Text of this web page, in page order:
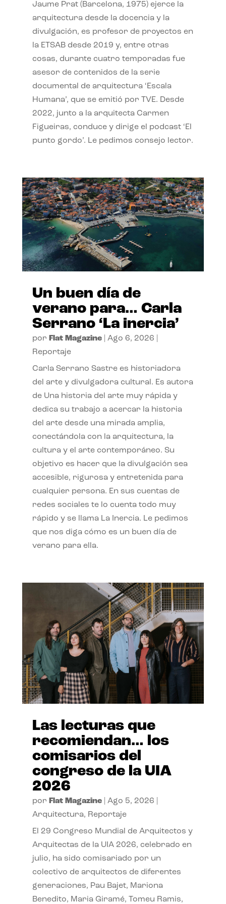
Jaume Prat (Barcelona, 1975) ejerce la
arquitectura desde la docencia y la
divulgación, es profesor de proyectos en
la ETSAB desde 2019 y, entre otras
cosas, durante cuatro temporadas fue
asesor de contenidos de la serie
documental de arquitectura ‘Escala
Humana’, que se emitió por TVE. Desde
2022, junto a la arquitecta Carmen
Figueiras, conduce y dirige el podcast ‘El
punto gordo’. Le pedimos consejo lector.
Un buen día de
verano para… Carla
Serrano ‘La inercia’
por Flat Magazine| Ago 6, 2026
Reportaje
Carla Serrano Sastre es historiadora
del arte y divulgadora cultural. Es autora
de Una historia del arte muy rápida y
dedica su trabajo a acercar la historia
del arte desde una mirada amplia,
conectándola con la arquitectura, la
cultura y el arte contemporáneo. Su
objetivo es hacer que la divulgación sea
accesible, rigurosa y entretenida para
cualquier persona. En sus cuentas de
redes sociales te lo cuenta todo muy
rápido y se llama La Inercia. Le pedimos
que nos diga cómo es un buen día de
verano para ella.
Las lecturas que
recomiendan… los
comisarios del
congreso de la UIA
2026
por Flat Magazine| Ago 5, 2026
Arquitectura, Reportaje
El 29 Congreso Mundial de Arquitectos y
Arquitectas de la UIA 2026, celebrado en
julio, ha sido comisariado por un
colectivo de arquitectos de diferentes
generaciones, Pau Bajet, Mariona
Benedito, Maria Giramé, Tomeu Ramis,